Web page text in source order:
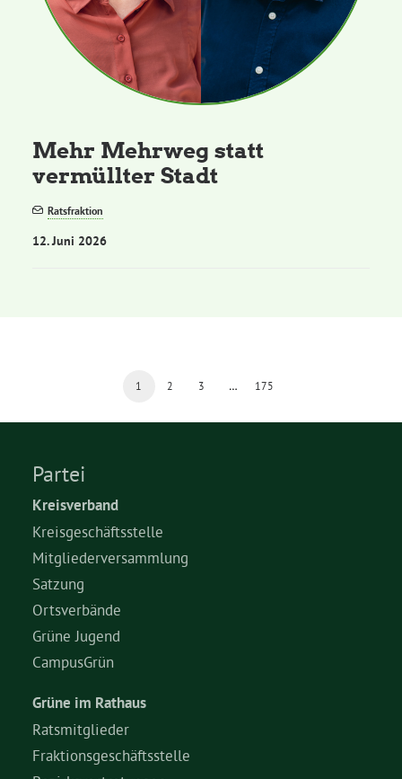
Mehr Mehrweg statt
vermüllter Stadt
Ratsfraktion
12. Juni 2026
1 2 3 … 175
Partei
Kreisverband
Kreisgeschäftsstelle
Mitgliederversammlung
Satzung
Ortsverbände
Grüne Jugend
CampusGrün
Grüne im Rathaus
Ratsmitglieder
Fraktionsgeschäftsstelle